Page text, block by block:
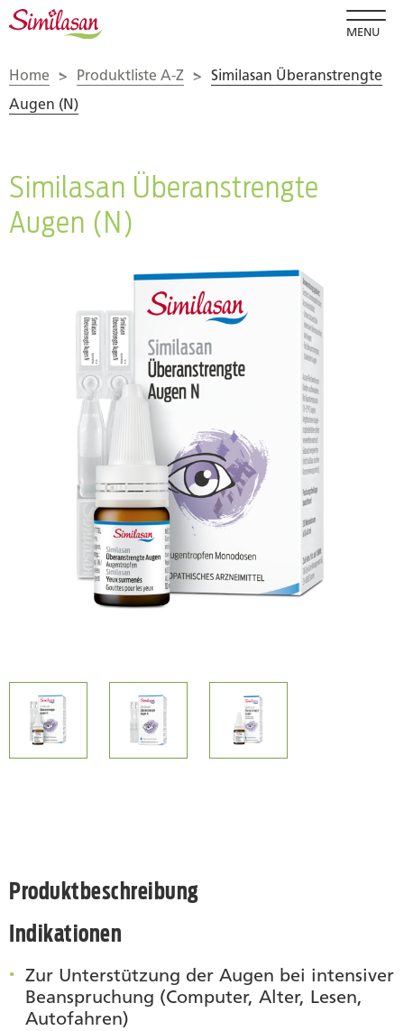
MENU
Home > Produktliste A-Z > Similasan Überanstrengte
Augen (N)
Similasan Überanstrengte
Augen (N)
Produktbeschreibung
Indikationen
Zur Unterstützung der Augen bei intensiver
Beanspruchung (Computer, Alter, Lesen,
Autofahren)